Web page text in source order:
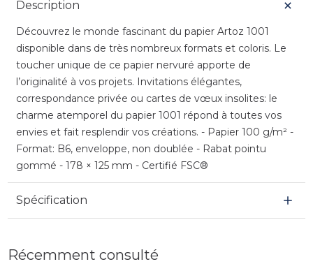
Description
Découvrez le monde fascinant du papier Artoz 1001
disponible dans de très nombreux formats et coloris. Le
toucher unique de ce papier nervuré apporte de
l’originalité à vos projets. Invitations élégantes,
correspondance privée ou cartes de vœux insolites: le
charme atemporel du papier 1001 répond à toutes vos
envies et fait resplendir vos créations. - Papier 100 g/m² -
Format: B6, enveloppe, non doublée - Rabat pointu
gommé - 178 × 125 mm - Certifié FSC®
Spécification
Récemment consulté